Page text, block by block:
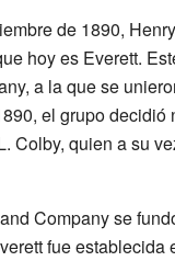
de 1890,
hoy es Everett.
a la que se
el grupo
Colby, quien a su
Company se
fue establecida